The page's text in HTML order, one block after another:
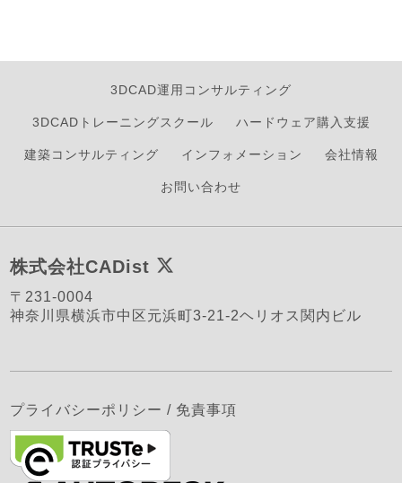
3DCAD運用コンサルティング
3DCADトレーニングスクール ハードウェア購入支援
建築コンサルティング インフォメーション 会社情報
お問い合わせ
株式会社CADist
〒231-0004
神奈川県横浜市中区元浜町3-21-2ヘリオス関内ビル
プライバシーポリシー / 免責事項